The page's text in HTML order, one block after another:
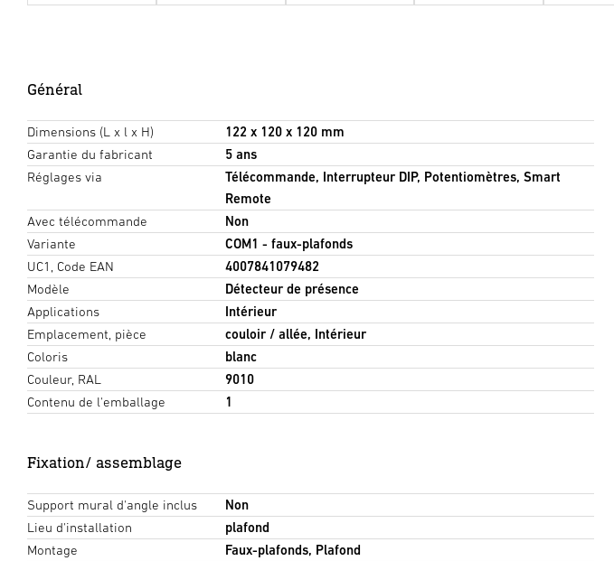
Général
Dimensions (L x l x H)
122 x 120 x 120 mm
Garantie du fabricant
5 ans
Réglages via
Télécommande, Interrupteur DIP, Potentiomètres, Smart
Remote
Avec télécommande
Non
Variante
COM1 - faux-plafonds
UC1, Code EAN
4007841079482
Modèle
Détecteur de présence
Applications
Intérieur
Emplacement, pièce
couloir / allée, Intérieur
Coloris
blanc
Couleur, RAL
9010
Contenu de l'emballage
1
Fixation/ assemblage
Support mural d'angle inclus
Non
Lieu d'installation
plafond
Montage
Faux-plafonds, Plafond